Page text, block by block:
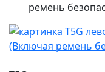
ремень